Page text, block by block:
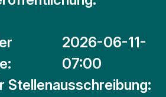
2026-06-11-
07:00
Stellenausschreibung: